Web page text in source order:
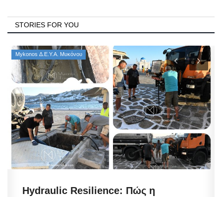
STORIES FOR YOU
Mykonos Δ.Ε.Υ.Α. Μυκόνου
Hydraulic Resilience: Πώς η